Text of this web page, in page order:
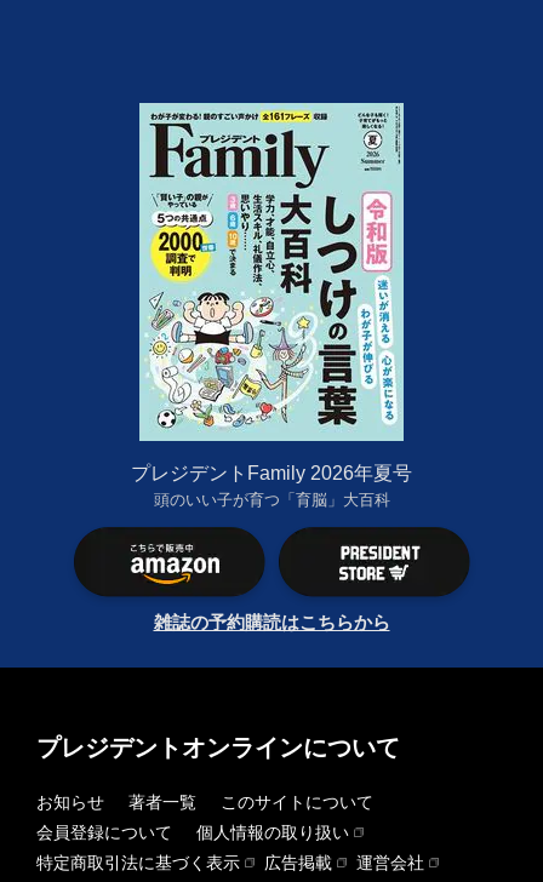
プレジデントFamily 2026年夏号
頭のいい子が育つ「育脳」大百科
雑誌の予約購読はこちらから
プレジデントオンラインについて
お知らせ 著者一覧
このサイトについて
会員登録について
個人情報の取り扱い
特定商取引法に基づく表示
広告掲載
運営会社